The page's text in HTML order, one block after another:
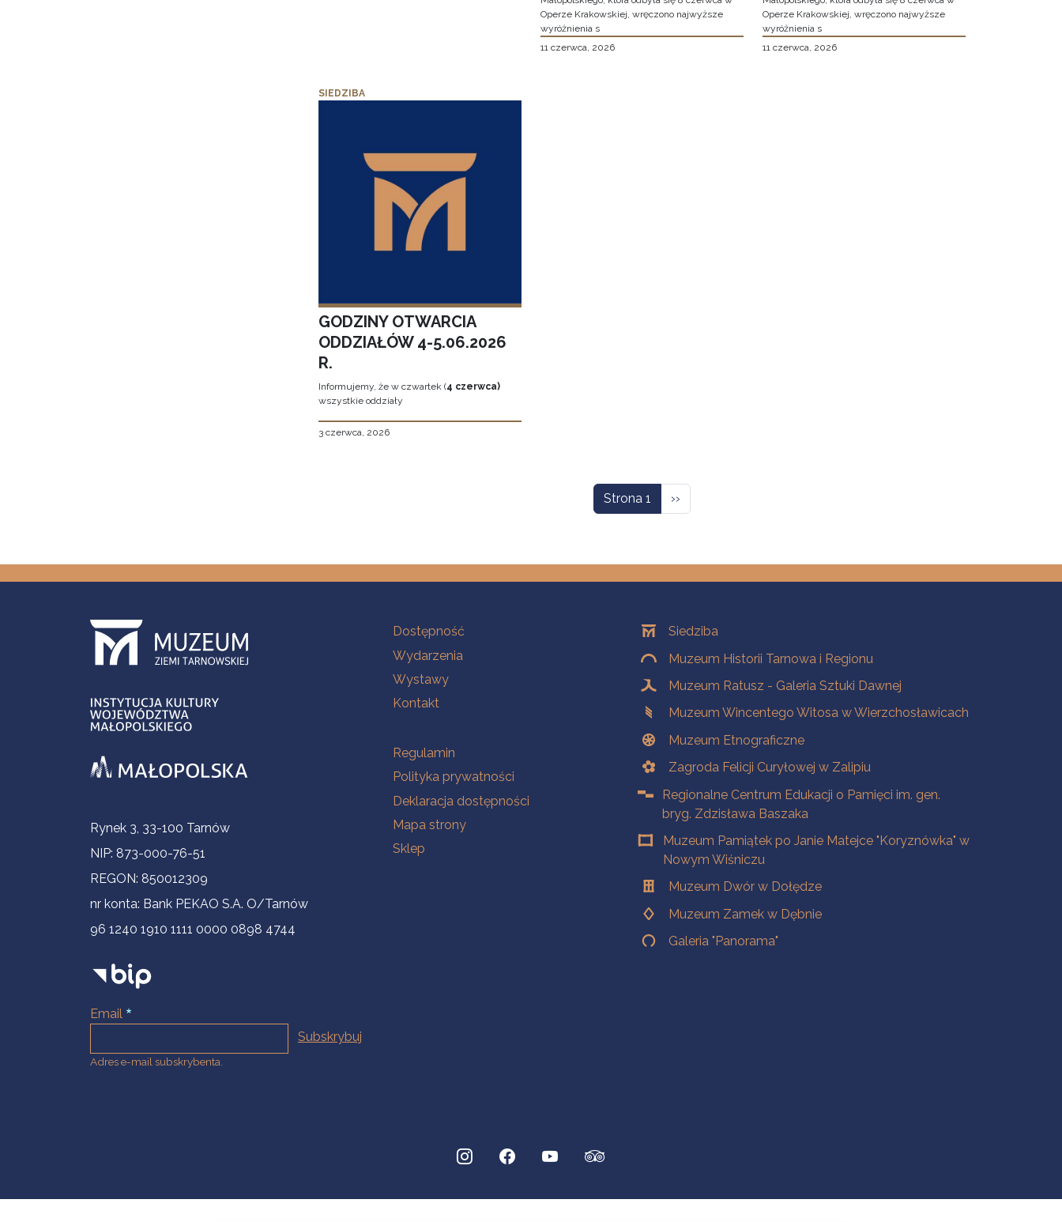
Operze Krakowskiej, wręczono najwyższe
wyróżnienia s
11 czerwca, 2026
Operze Krakowskiej, wręczono najwyższe
wyróżnienia s
11 czerwca, 2026
SIEDZIBA
GODZINY OTWARCIA
ODDZIAŁÓW 4-5.06.2026
R.
Informujemy, że w czwartek (4 czerwca)
wszystkie oddziały
3 czerwca, 2026
Strona 1 Następna strona
››
Informacje kontaktowe
Rynek 3, 33-100 Tarnów
NIP: 873-000-76-51
REGON: 850012309
nr konta: Bank PEKAO S.A. O/Tarnów
96 1240 1910 1111 0000 0898 4744
Email
Adres e-mail subskrybenta.
Na skróty
Dostępność
Wydarzenia
Wystawy
Kontakt
Na skróty
Regulamin
Polityka prywatności
Deklaracja dostępności
Mapa strony
Sklep
OddziałySiedziba
Muzeum Historii Tarnowa i Regionu
Muzeum Ratusz - Galeria Sztuki Dawnej
Muzeum Wincentego Witosa w Wierzchosławicach
Muzeum Etnograficzne
Zagroda Felicji Curyłowej w Zalipiu
Regionalne Centrum Edukacji o Pamięci im. gen.
bryg. Zdzisława Baszaka
Muzeum Pamiątek po Janie Matejce "Koryznówka" w
Nowym Wiśniczu
Muzeum Dwór w Dołędze
Muzeum Zamek w Dębnie
Galeria "Panorama"